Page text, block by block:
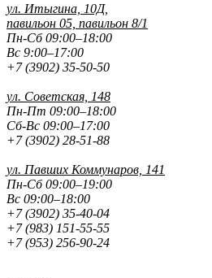
ул. Итыгина, 10Д,
павильон 05, павильон 8/1
Пн-Сб 09:00–18:00
Вс 9:00–17:00
+7 (3902) 35-50-50
ул. Советская, 148
Пн-Пт 09:00–18:00
Сб-Вс 09:00–17:00
+7 (3902) 28-51-88
ул. Павших Коммунаров, 141
Пн-Сб 09:00–19:00
Вс 09:00–18:00
+7 (3902) 35-40-04
+7 (983) 151-55-55
+7 (953) 256-90-24